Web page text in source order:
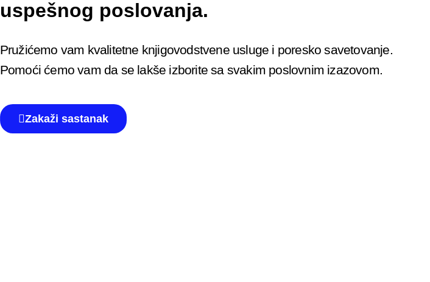
uspešnog poslovanja.
Pružićemo vam kvalitetne knjigovodstvene usluge i poresko savetovanje.
Pomoći ćemo vam da se lakše izborite sa svakim poslovnim izazovom.
Zakaži sastanak